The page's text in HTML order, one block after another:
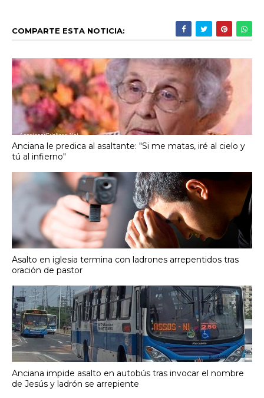
COMPARTE ESTA NOTICIA:
Anciana le predica al asaltante: "Si me matas, iré al cielo y
tú al infierno"
Asalto en iglesia termina con ladrones arrepentidos tras
oración de pastor
Anciana impide asalto en autobús tras invocar el nombre
de Jesús y ladrón se arrepiente